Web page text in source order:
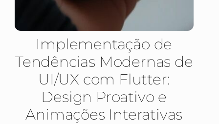
Implementação de
Tendências Modernas de
UI/UX com Flutter:
Design Proativo e
Animações Interativas